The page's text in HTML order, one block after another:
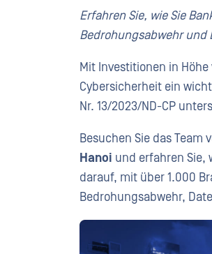
Erfahren Sie, wie Sie
Bedrohungsabwehr und
Mit Investitionen in
Cybersicherheit ein
Nr. 13/2023/ND-CP
Besuchen Sie das Team
Hanoi und erfahren Sie,
darauf, mit über 1.000
Bedrohungsabwehr,